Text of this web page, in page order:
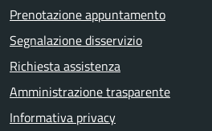
Prenotazione appuntamento
Segnalazione disservizio
Richiesta assistenza
Amministrazione trasparente
Informativa privacy